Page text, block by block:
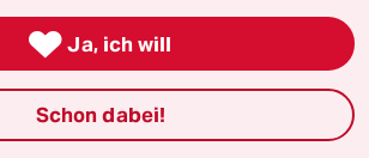
widerrufen (Ads)
 Ja, ich will
Schon dabei!